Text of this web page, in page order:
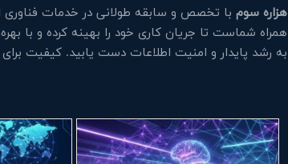
هزاره سومبا تخصص و سابقه طولانی در خدمات فناوری
همراه شماست تا جریان کاری خود را بهینه کرده و با
به رشد پایدار و امنیت اطلاعات دست یابید. کیفیت